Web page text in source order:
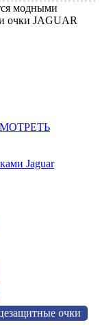
модными
очки JAGUAR
Jaguar
очки